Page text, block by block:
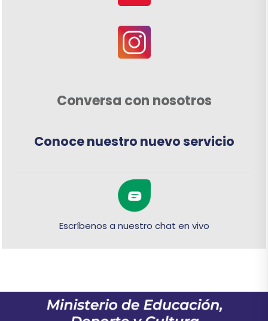
Conversa con nosotros
Conoce nuestro nuevo servicio
Escríbenos a nuestro chat en vivo